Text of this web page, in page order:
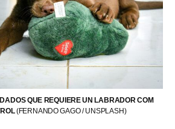
QUE REQUIERE UN LABRADOR COM
(FERNANDO GAGO / UNSPLASH)